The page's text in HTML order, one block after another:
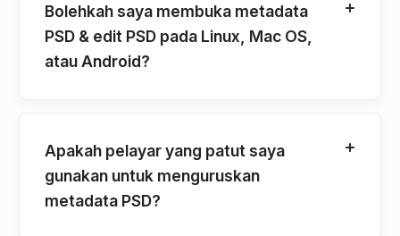
Bolehkah saya membuka metadata
PSD & edit PSD pada Linux, Mac OS,
atau Android?
Apakah pelayar yang patut saya
gunakan untuk menguruskan
metadata PSD?